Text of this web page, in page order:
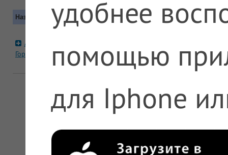
Название Контакты
А5 №427 п.Старый
Городок
Автобус: 28. Маршрутка: 69, 83
+7 (495) 612-11-11, +7 (800) 200-
удобнее
помощью
для Iphone